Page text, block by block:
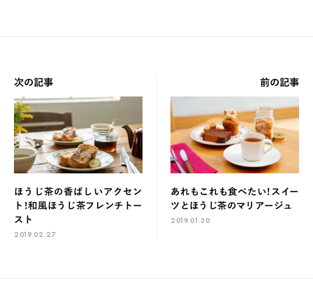
次の記事
ほうじ茶の香ばしいアクセン
ト！和風ほうじ茶フレンチトー
スト
2019.02.27
前の記事
あれもこれも食べたい！スイー
ツとほうじ茶のマリアージュ
2019.01.30